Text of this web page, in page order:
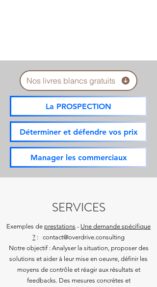
Nos livres blancs gratuits
La PROSPECTION
Déterminer et défendre vos prix
Manager les commerciaux
SERVICES
Exemples de prestations - Une demande spécifique
? : contact@overdrive.consulting
Notre objectif : Analyser la situation, proposer des
solutions et aider à leur mise en oeuvre, définir les
moyens de contrôle et réagir aux résultats et
feedbacks. Des mesures concrètes et